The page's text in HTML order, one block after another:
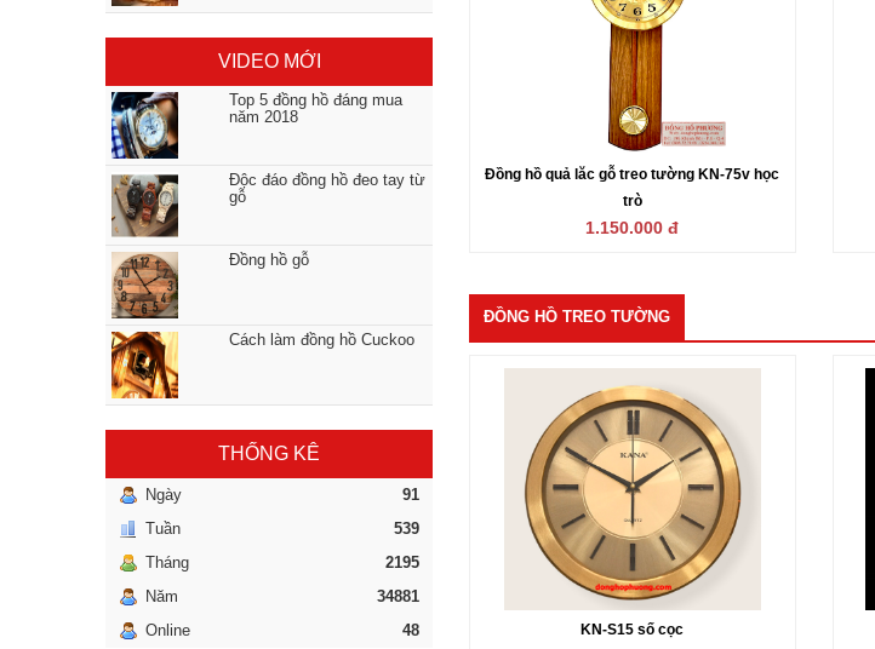
VIDEO MỚI
Top 5 đồng hồ đáng mua
năm 2018
Độc đáo đồng hồ đeo tay từ
gỗ
Đồng hồ gỗ
Cách làm đồng hồ Cuckoo
THỐNG KÊ
Ngày
91
Tuần
539
Tháng
2195
Năm
34881
Online
48
Đồng hồ quả lăc gỗ treo tường KN-75v học
trò
1.150.000 đ
ĐỒNG HỒ TREO TƯỜNG
KN-S15 số cọc